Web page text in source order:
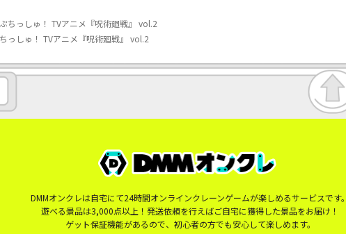
ちっしゅ！ TVアニメ『呪術廻戦』 vol.2
っしゅ！ TVアニメ『呪術廻戦』 vol.2
DMMオンクレは自宅にて24時間オンラインクレーンゲームが楽しめるサービスです
遊べる景品は3,000点以上！発送依頼を行えばご自宅に獲得した景品をお届け！
ゲット保証機能があるので、初心者の方でも安心して楽しめます。